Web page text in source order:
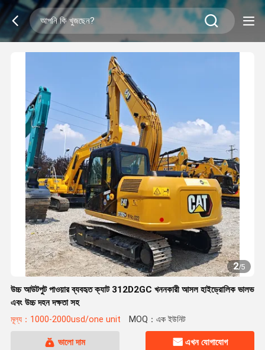
2/5
উচ্চ আউটপুট পাওয়ার ব্যবহৃত ক্যাট 312D2GC খননকারী আসল হাইড্রোলিক ভালভ
এবং উচ্চ দহন দক্ষতা সহ
মূল্য：1000-2000usd/one unit MOQ：এক ইউনিট
ভালো দাম এখন যোগাযোগ